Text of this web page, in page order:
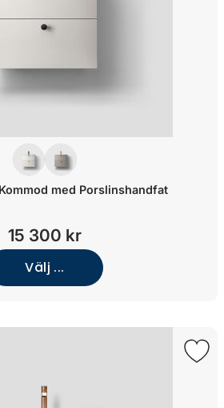
med Porslinshandfat
15 300 kr
Välj ...